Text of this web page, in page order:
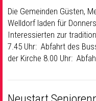
Die Gemeinden Güsten,
Welldorf laden für
Interessierten zur
7.45 Uhr: Abfahrt des
der Kirche 8.00 Uhr: